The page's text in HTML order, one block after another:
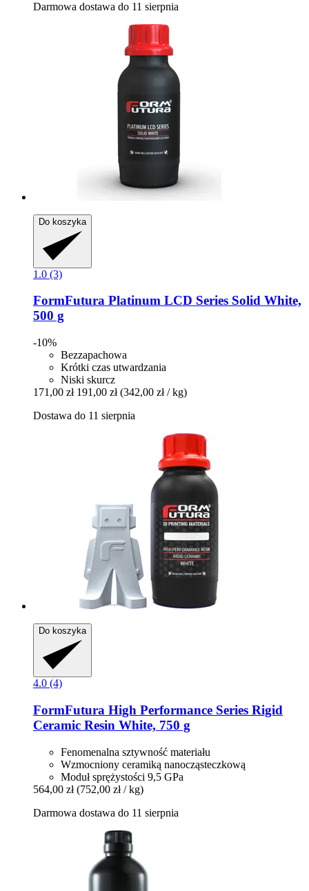
Darmowa dostawa do 11 sierpnia
Do koszyka
1.0 (3)
FormFutura Platinum LCD Series Solid White,
500 g
-10%
Bezzapachowa
Krótki czas utwardzania
Niski skurcz
171,00 zł 191,00 zł (342,00 zł / kg)
Dostawa do 11 sierpnia
Do koszyka
4.0 (4)
FormFutura High Performance Series Rigid
Ceramic Resin White, 750 g
Fenomenalna sztywność materiału
Wzmocniony ceramiką nanocząsteczkową
Moduł sprężystości 9,5 GPa
564,00 zł (752,00 zł / kg)
Darmowa dostawa do 11 sierpnia